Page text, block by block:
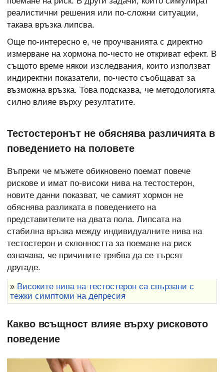
реалистични решения или по-сложни ситуации,
такава връзка липсва.
Още по-интересно е, че проучванията с директно
измерване на хормона по-често не откриват ефект. В
същото време някои изследвания, които използват
индиректни показатели, по-често съобщават за
възможна връзка. Това подсказва, че методологията
силно влияе върху резултатите.
Тестостеронът не обяснява различията в
поведението на половете
Въпреки че мъжете обикновено поемат повече
рискове и имат по-високи нива на тестостерон,
новите данни показват, че самият хормон не
обяснява разликата в поведението на
представителите на двата пола. Липсата на
стабилна връзка между индивидуалните нива на
тестостерон и склонността за поемане на риск
означава, че причините трябва да се търсят
другаде.
» Високите нива на тестостерон са свързани с
тежки симптоми на депресия
Какво всъщност влияе върху рисковото
поведение